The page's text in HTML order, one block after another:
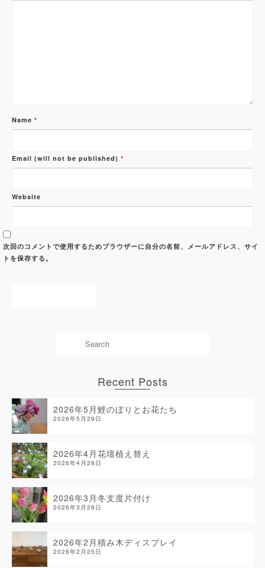
Name *
Email (will not be published) *
Website
次回のコメントで使用するためブラウザーに自分の名前、メールアドレス、サイ
トを保存する。
Recent Posts
2026年5月鯉のぼりとお花たち
2026年5月29日
2026年4月花壇植え替え
2026年4月28日
2026年3月冬支度片付け
2026年3月28日
2026年2月積み木ディスプレイ
2026年2月25日